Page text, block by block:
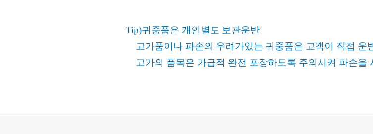
Tip)귀중품은 개인별도 보관운반
고가품이나 파손의 우려가있는 귀중품은 고객이 직접 운
고가의 품목은 가급적 완전 포장하도록 주의시켜 파손을